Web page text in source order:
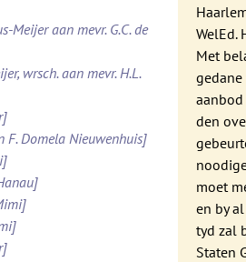
Meijer aan mevr. G.C. de
wrsch. aan mevr. H.L.
F. Domela Nieuwenhuis]
WelEd.
Met
den
moet
en by
tyd zal
Staten